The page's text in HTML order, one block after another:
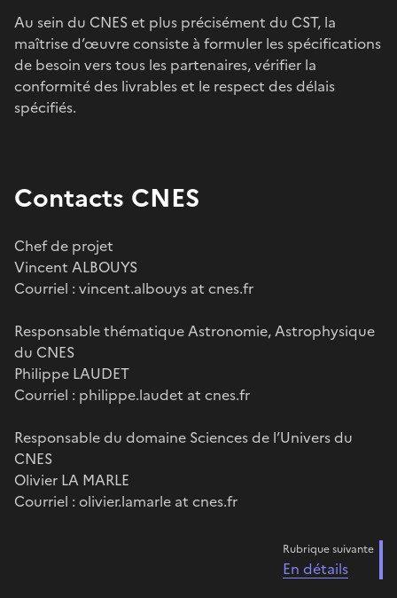
Au sein du CNES et plus précisément du CST, la
maîtrise d’œuvre consiste à formuler les spécifications
de besoin vers tous les partenaires, vérifier la
conformité des livrables et le respect des délais
spécifiés.
Contacts CNES
Chef de projet
Vincent ALBOUYS
Courriel : vincent.albouys at cnes.fr
Responsable thématique Astronomie, Astrophysique
du CNES
Philippe LAUDET
Courriel : philippe.laudet at cnes.fr
Responsable du domaine Sciences de l’Univers du
CNES
Olivier LA MARLE
Courriel : olivier.lamarle at cnes.fr
Rubrique suivante
En détails